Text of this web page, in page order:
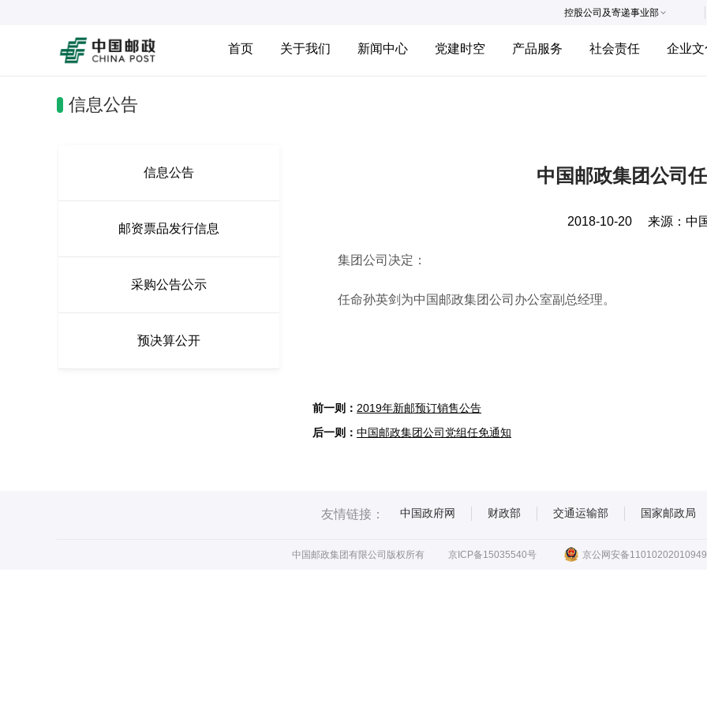
控股公司及寄递事业部
首页 关于我们 新闻中心 党建时空 产品服务 社会责任 企业文
信息公告
信息公告
邮资票品发行信息
采购公告公示
预决算公开
中国邮政集团公司
2018-10-20 来源： 中
集团公司决定：
任命孙英剑为中国邮政集团公司办公室副总经理。
2019年新邮预订销售公告
中国邮政集团公司党组任免通知
友情链接： 中国政府网 财政部 交通运输部 国家邮政局
中国邮政集团有限公司版权所有 京ICP备15035540号 京公网安备11010202010949